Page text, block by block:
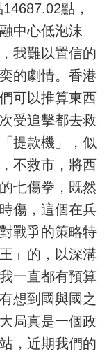
點，
中心低泡沫
我難以置信的
的劇情。香港
可以推算東西
受追擊都去救
提款機」，似
不救市，將西
七傷拳，既然
傷，這個在兵
戰爭的策略特
」的，以深溝
一直都有預算
想到國與國之
局真是一個政
，近期我們的